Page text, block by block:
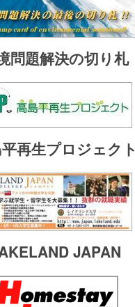
問題解決の切り札
再生プロジェクト
JAPAN